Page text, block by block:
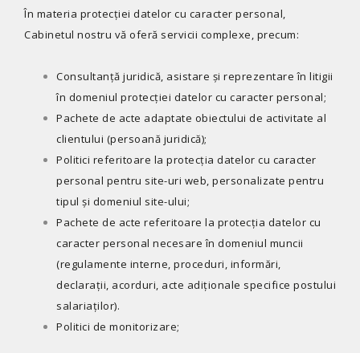
În materia protecției datelor cu caracter personal,
Cabinetul nostru vă oferă servicii complexe, precum:
Consultanță juridică, asistare și reprezentare în litigii
în domeniul protecției datelor cu caracter personal;
Pachete de acte adaptate obiectului de activitate al
clientului (persoană juridică);
Politici referitoare la protecția datelor cu caracter
personal pentru site-uri web, personalizate pentru
tipul și domeniul site-ului;
Pachete de acte referitoare la protecția datelor cu
caracter personal necesare în domeniul muncii
(regulamente interne, proceduri, informări,
declarații, acorduri, acte adiționale specifice postului
salariaților).
Politici de monitorizare;